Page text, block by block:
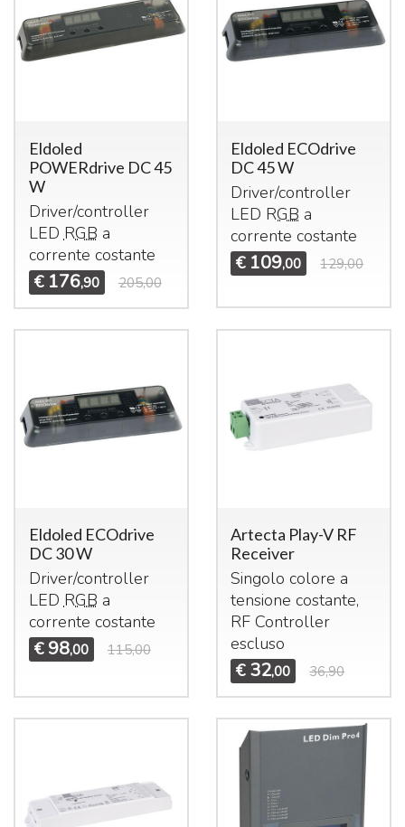
Eldoled
POWERdrive DC 45
W
Driver/controller
LED RGB a
corrente costante
€ 176,90 205,00
Eldoled ECOdrive
DC 45 W
Driver/controller
LED RGB a
corrente costante
€ 109,00 129,00
Eldoled ECOdrive
DC 30 W
Driver/controller
LED RGB a
corrente costante
€ 98,00 115,00
Artecta Play-V RF
Receiver
Singolo colore a
tensione costante,
RF Controller
escluso
€ 32,00 36,90